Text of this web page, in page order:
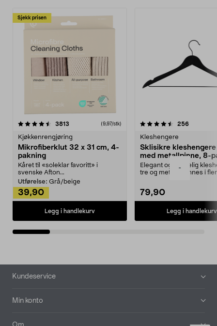
-
Sjekk prisen
3813 anmeldelser(9,97/stk)
Kjøkkenrengjøring
Mikrofiberklut 32 x 31 cm, 4-
pakning
Kåret til «soleklar favoritt» i
svenske Afton...
Utførelse: Grå/beige
39,90
Legg i handlekurv
4.5av 5 stjerner 256
Kleshengere
Sklisikre
med metallpinne, 8-
Elegant og skikkelig
tre og metall – finnes i
79,90
Legg i handlekurv
4.5av 5 stjerner
Bunntekst
Kundeservice
Min konto